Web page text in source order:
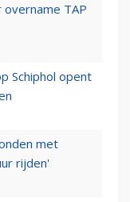
TAP
Schiphol opent
met
rijden'